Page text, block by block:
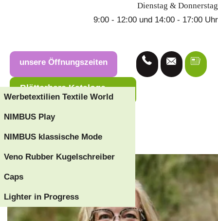
Dienstag & Donnerstag
9:00 - 12:00 und 14:00 - 17:00 Uhr
unsere Öffnungszeiten
Blätterbare Kataloge
Werbetextilien Textile World
NIMBUS Play
NIMBUS klassische Mode
Veno Rubber Kugelschreiber
Caps
Lighter in Progress
Team